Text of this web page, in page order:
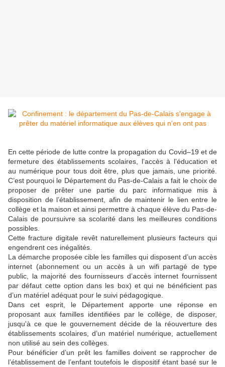
En cette période de lutte contre la propagation du Covid–19 et de
fermeture des établissements scolaires, l’accès à l’éducation et
au numérique pour tous doit être, plus que jamais, une priorité.
C’est pourquoi le Département du Pas-de-Calais a fait le choix de
proposer de prêter une partie du parc informatique mis à
disposition de l’établissement, afin de maintenir le lien entre le
collège et la maison et ainsi permettre à chaque élève du Pas-de-
Calais de poursuivre sa scolarité dans les meilleures conditions
possibles.
Cette fracture digitale revêt naturellement plusieurs facteurs qui
engendrent ces inégalités.
La démarche proposée cible les familles qui disposent d’un accès
internet (abonnement ou un accès à un wifi partagé de type
public, la majorité des fournisseurs d’accès internet fournissent
par défaut cette option dans les box) et qui ne bénéficient pas
d’un matériel adéquat pour le suivi pédagogique.
Dans cet esprit, le Département apporte une réponse en
proposant aux familles identifiées par le collège, de disposer,
jusqu'à ce que le gouvernement décide de la réouverture des
établissements scolaires, d’un matériel numérique, actuellement
non utilisé au sein des collèges.
Pour bénéficier d’un prêt les familles doivent se rapprocher de
l’établissement de l’enfant toutefois le dispositif étant basé sur le